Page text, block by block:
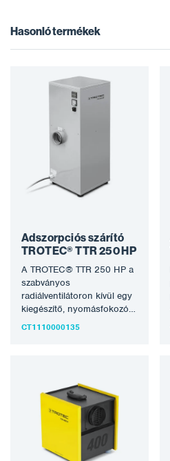
Hasonló termékek
Adszorpciós szárító
TROTEC® TTR 250 HP
A TROTEC® TTR 250 HP a
szabványos
radiálventilátoron kívül egy
kiegészítő, nyomásfokozó
ventilátorral is rendelkezik,
CT1110000135